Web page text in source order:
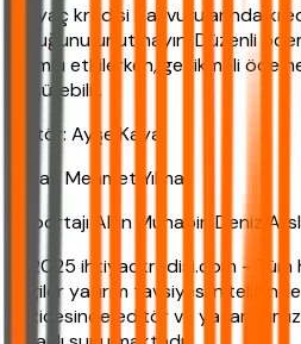
İhtiyaç kredisi başvurularında
olduğunu unutmayın. Düzenli
olumlu etkilerken, gecikmeli
düşürebilir.
Editör: Ayşe Kaya
Yazar: Mehmet Yılmaz
Röportajı Alan Muhabir: Deniz
© 2025 ihtiyackredisi.com - Tüm
bilgiler yatırım tavsiyesi
neticesinde editör ve